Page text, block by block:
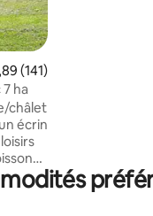
moyenne de 4,89 sur
(141)
ha
châlet
écrin
7